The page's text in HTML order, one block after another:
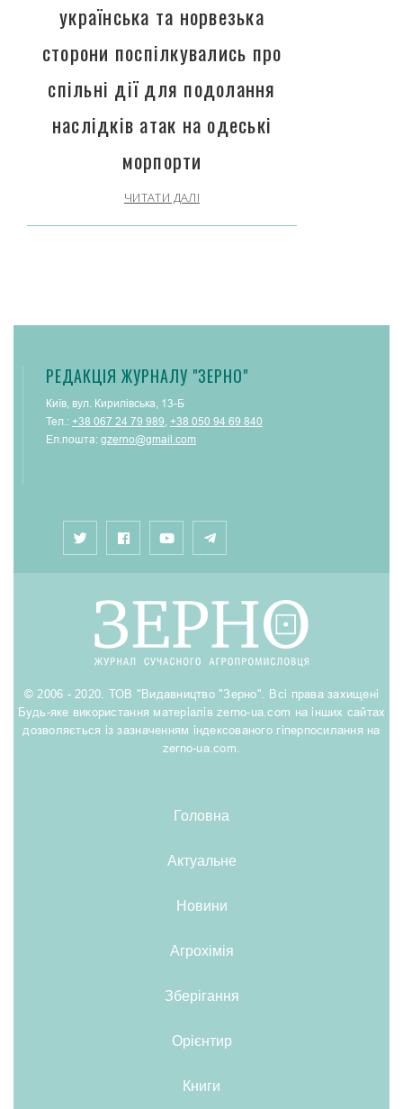
українська та норвезька
сторони поспілкувались про
спільні дії для подолання
наслідків атак на одеські
морпорти
ЧИТАТИ ДАЛІ
РЕДАКЦІЯ ЖУРНАЛУ "ЗЕРНО"
Київ, вул. Кирилівська, 13-Б
Тел.: +38 067 24 79 989 +38 050 94 69 840
Ел.пошта: gzerno@gmail.com
© 2006 - 2020. ТОВ "Видавництво "Зерно". Всі права захищені
Будь-яке використання матеріалів zerno-ua.com на інших сайтах
дозволяється із зазначенням індексованого гіперпосилання на
zerno-ua.com.
Головна
Актуальне
Новини
Агрохімія
Зберігання
Орієнтир
Книги